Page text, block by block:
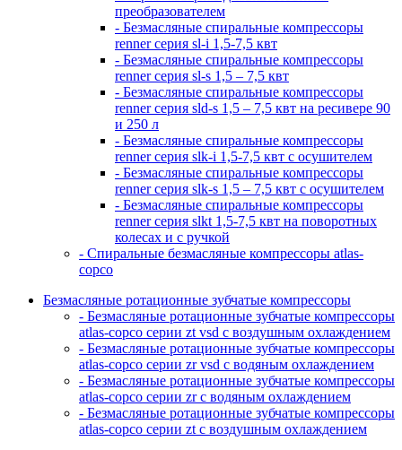
преобразователем
- Безмасляные спиральные компрессоры
renner серия sl-i 1,5-7,5 квт
- Безмасляные спиральные компрессоры
renner серия sl-s 1,5 – 7,5 квт
- Безмасляные спиральные компрессоры
renner серия sld-s 1,5 – 7,5 квт на ресивере 90
и 250 л
- Безмасляные спиральные компрессоры
renner серия slk-i 1,5-7,5 квт с осушителем
- Безмасляные спиральные компрессоры
renner серия slk-s 1,5 – 7,5 квт с осушителем
- Безмасляные спиральные компрессоры
renner серия slkt 1,5-7,5 квт на поворотных
колесах и с ручкой
- Спиральные безмасляные компрессоры atlas-
copco
Безмасляные ротационные зубчатые компрессоры
- Безмасляные ротационные зубчатые компрессоры
atlas-copco серии zt vsd с воздушным охлаждением
- Безмасляные ротационные зубчатые компрессоры
atlas-copco серии zr vsd с водяным охлаждением
- Безмасляные ротационные зубчатые компрессоры
atlas-copco серии zr с водяным охлаждением
- Безмасляные ротационные зубчатые компрессоры
atlas-copco серии zt с воздушным охлаждением